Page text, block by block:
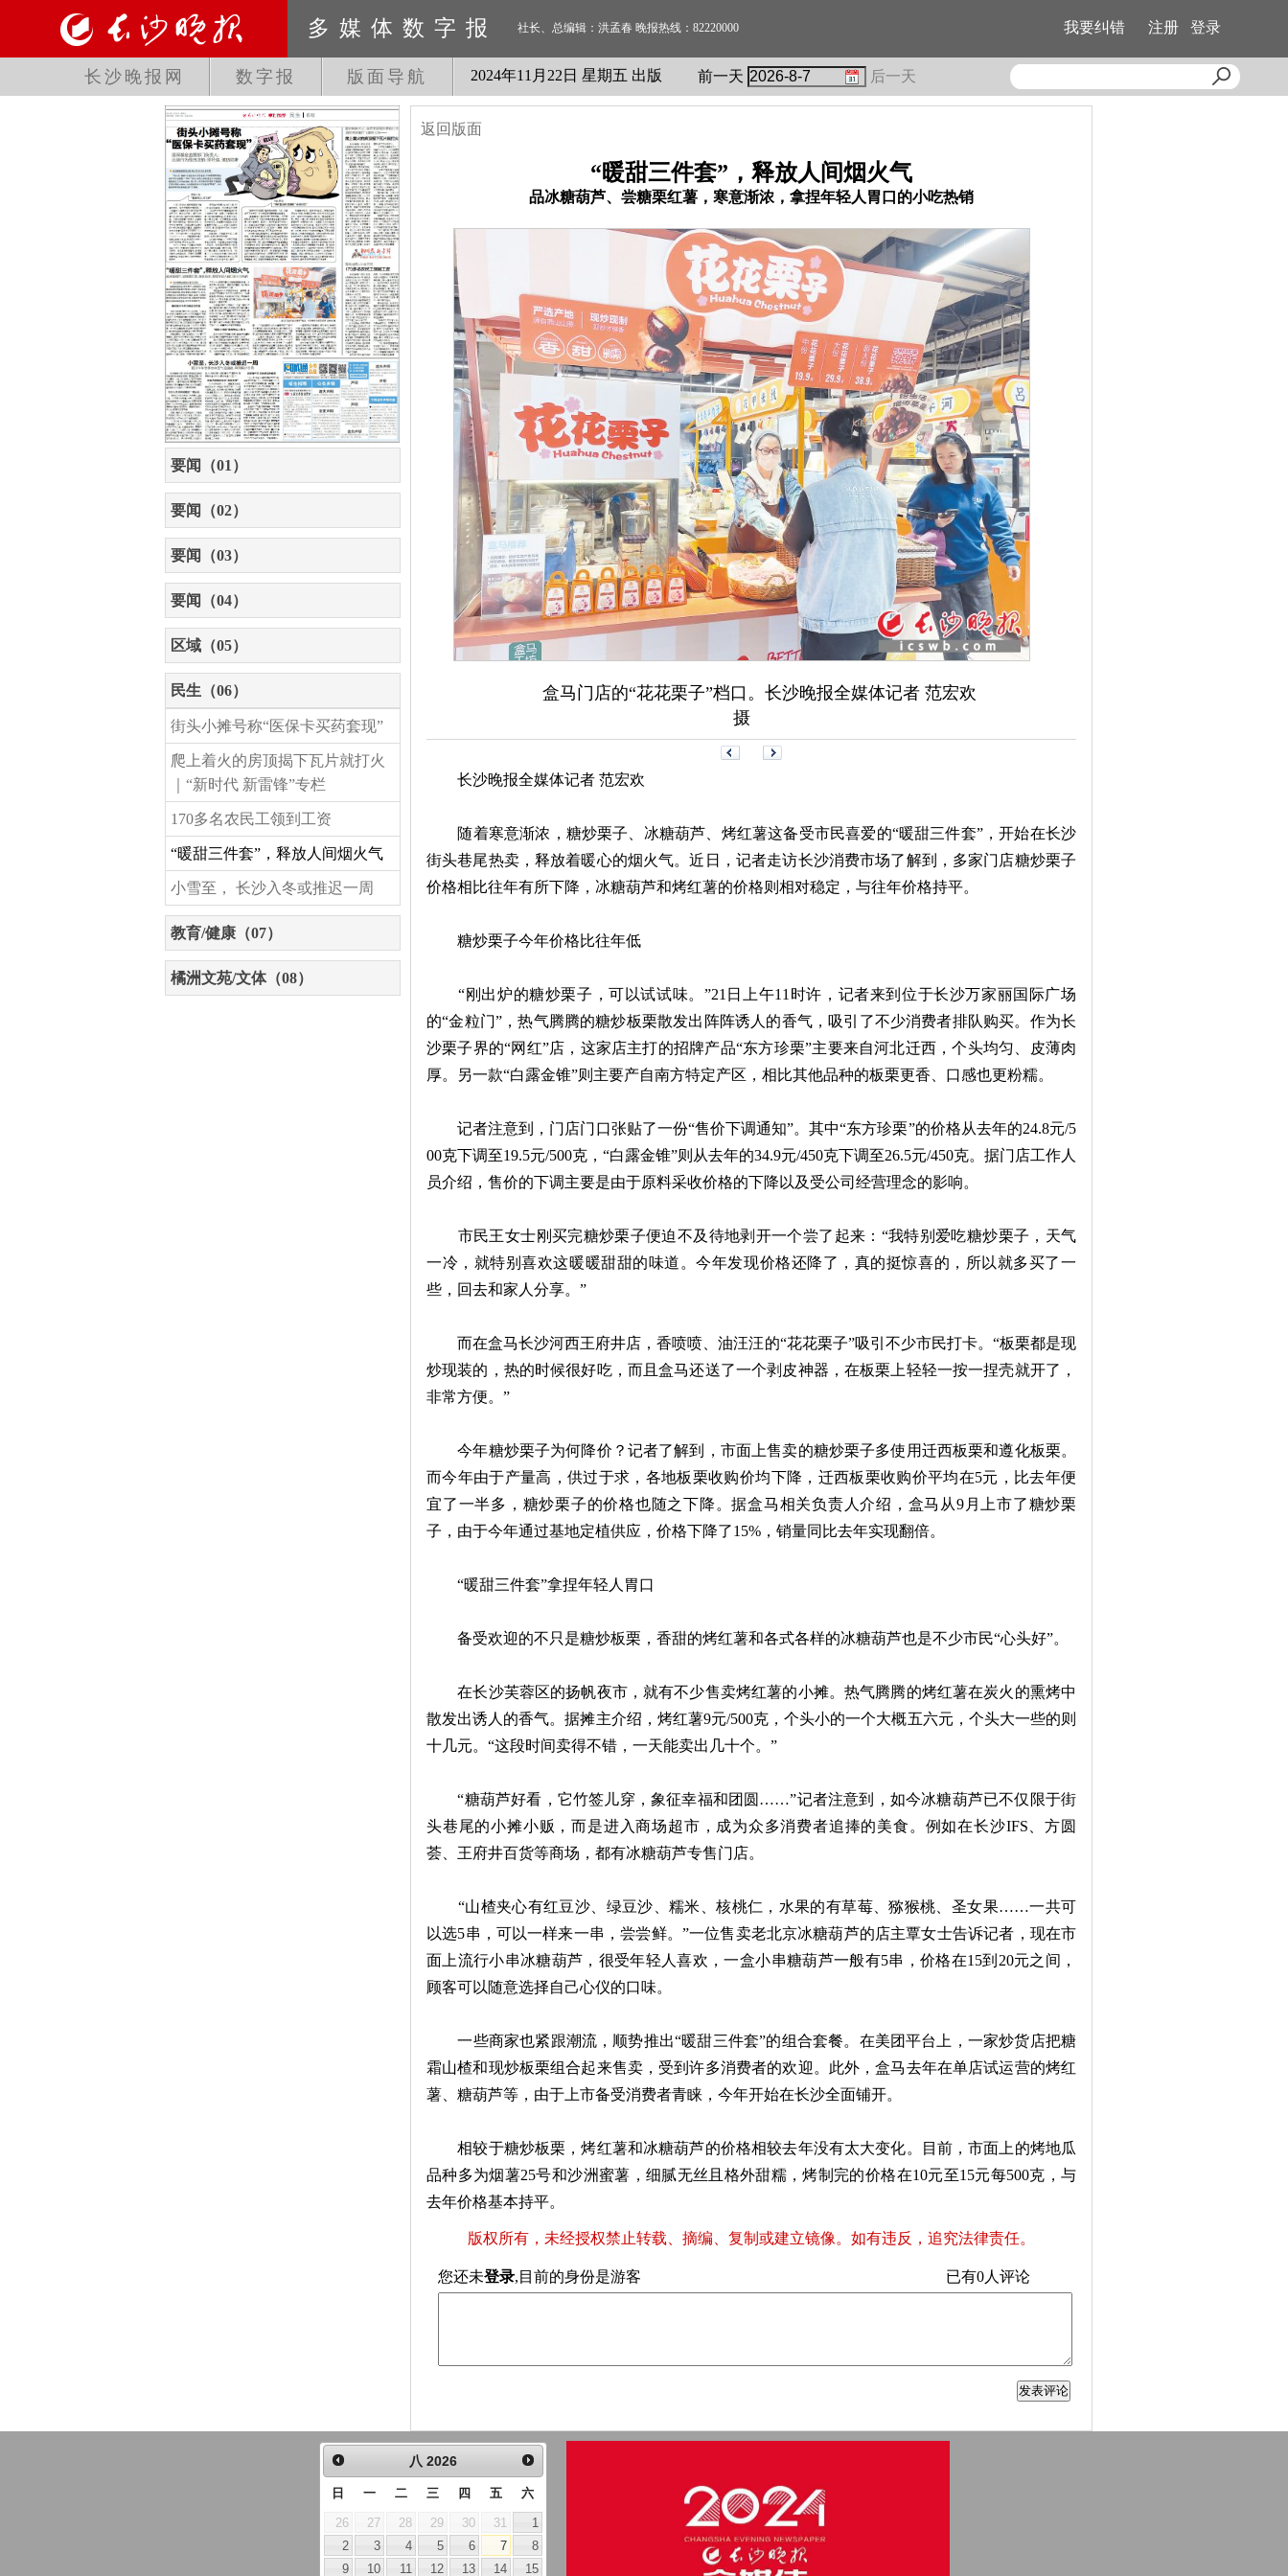
多媒体数字报 社长、总编辑：洪孟春 晚报热线：82220000 我要纠错 注册 登录
长沙晚报网 数字报 版面导航 2024年11 月 22 日 星期五 出版 前一天 后一天
要闻（01）
要闻（02）
要闻（03）
要闻（04）
区域（05）
民生（06）
街头小摊号称“医保卡买药套现”
爬上着火的房顶揭下瓦片就打火
｜“新时代 新雷锋”专栏
170多名农民工领到工资
“暖甜三件套”，释放人间烟火气
小雪至， 长沙入冬或推迟一周
教育/健康（07）
橘洲文苑/文体（08）
返回版面
“暖甜三件套”，释放人间烟火气
品冰糖葫芦、尝糖栗红薯，寒意渐浓，拿捏年轻人胃口的小吃热销
盒马门店的“花花栗子”档口。长沙晚报全媒体记者 范宏欢
摄
长沙晚报全媒体记者 范宏欢
随着寒意渐浓，糖炒栗子、冰糖葫芦、烤红薯这备受市民喜爱的“暖甜三件套”，开始在长沙
街头巷尾热卖，释放着暖心的烟火气。近日，记者走访长沙消费市场了解到，多家门店糖炒栗子
价格相比往年有所下降，冰糖葫芦和烤红薯的价格则相对稳定，与往年价格持平。
糖炒栗子今年价格比往年低
“刚出炉的糖炒栗子，可以试试味。”21日上午11时许，记者来到位于长沙万家丽国际广场
的“金粒门”，热气腾腾的糖炒板栗散发出阵阵诱人的香气，吸引了不少消费者排队购买。作为长
沙栗子界的“网红”店，这家店主打的招牌产品“东方珍栗”主要来自河北迁西，个头均匀、皮薄肉
厚。另一款“白露金锥”则主要产自南方特定产区，相比其他品种的板栗更香、口感也更粉糯。
记者注意到，门店门口张贴了一份“售价下调通知”。其中“东方珍栗”的价格从去年的24.8元/5
00克下调至19.5元/500克，“白露金锥”则从去年的34.9元/450克下调至26.5元/450克。据门店工作人
员介绍，售价的下调主要是由于原料采收价格的下降以及受公司经营理念的影响。
市民王女士刚买完糖炒栗子便迫不及待地剥开一个尝了起来：“我特别爱吃糖炒栗子，天气
一冷，就特别喜欢这暖暖甜甜的味道。今年发现价格还降了，真的挺惊喜的，所以就多买了一
些，回去和家人分享。”
而在盒马长沙河西王府井店，香喷喷、油汪汪的“花花栗子”吸引不少市民打卡。“板栗都是现
炒现装的，热的时候很好吃，而且盒马还送了一个剥皮神器，在板栗上轻轻一按一捏壳就开了，
非常方便。”
今年糖炒栗子为何降价？记者了解到，市面上售卖的糖炒栗子多使用迁西板栗和遵化板栗。
而今年由于产量高，供过于求，各地板栗收购价均下降，迁西板栗收购价平均在5元，比去年便
宜了一半多，糖炒栗子的价格也随之下降。据盒马相关负责人介绍，盒马从9月上市了糖炒栗
子，由于今年通过基地定植供应，价格下降了15%，销量同比去年实现翻倍。
“暖甜三件套”拿捏年轻人胃口
备受欢迎的不只是糖炒板栗，香甜的烤红薯和各式各样的冰糖葫芦也是不少市民“心头好”。
在长沙芙蓉区的扬帆夜市，就有不少售卖烤红薯的小摊。热气腾腾的烤红薯在炭火的熏烤中
散发出诱人的香气。据摊主介绍，烤红薯9元/500克，个头小的一个大概五六元，个头大一些的则
十几元。“这段时间卖得不错，一天能卖出几十个。”
“糖葫芦好看，它竹签儿穿，象征幸福和团圆……”记者注意到，如今冰糖葫芦已不仅限于街
头巷尾的小摊小贩，而是进入商场超市，成为众多消费者追捧的美食。例如在长沙IFS、方圆
荟、王府井百货等商场，都有冰糖葫芦专售门店。
“山楂夹心有红豆沙、绿豆沙、糯米、核桃仁，水果的有草莓、猕猴桃、圣女果……一共可
以选5串，可以一样来一串，尝尝鲜。”一位售卖老北京冰糖葫芦的店主覃女士告诉记者，现在市
面上流行小串冰糖葫芦，很受年轻人喜欢，一盒小串糖葫芦一般有5串，价格在15到20元之间，
顾客可以随意选择自己心仪的口味。
一些商家也紧跟潮流，顺势推出“暖甜三件套”的组合套餐。在美团平台上，一家炒货店把糖
霜山楂和现炒板栗组合起来售卖，受到许多消费者的欢迎。此外，盒马去年在单店试运营的烤红
薯、糖葫芦等，由于上市备受消费者青睐，今年开始在长沙全面铺开。
相较于糖炒板栗，烤红薯和冰糖葫芦的价格相较去年没有太大变化。目前，市面上的烤地瓜
品种多为烟薯25号和沙洲蜜薯，细腻无丝且格外甜糯，烤制完的价格在10元至15元每500克，与
去年价格基本持平。
版权所有，未经授权禁止转载、摘编、复制或建立镜像。如有违反，追究法律责任。
您还未登录,目前的身份是游客 已有0人评论
八 2026
日 一 二 三 四 五 六
26 27 28 29 30 31
1
2
3 4 5 6 7
8
9
10 11 12 13 14 15